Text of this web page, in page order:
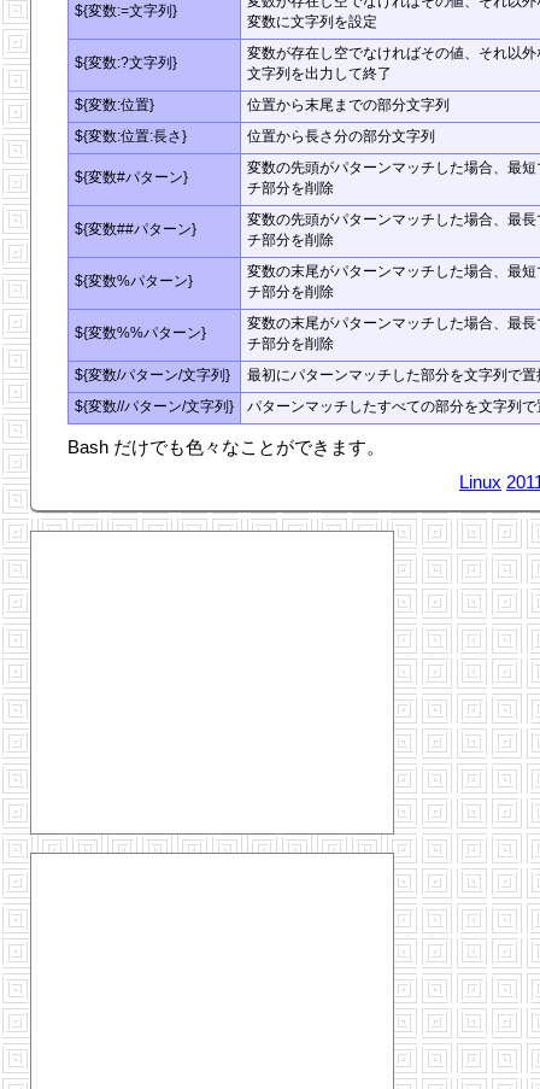
${変数:=文字列}
変数に文字列を設定
${変数:?文字列}
変数が存在し空でなければその値、それ以外
文字列を出力して終了
${変数:位置}
位置から末尾までの部分文字列
${変数:位置:長さ}
位置から長さ分の部分文字列
${変数#パターン}
変数の先頭がパターンマッチした場合、最短
チ部分を削除
${変数##パターン}
変数の先頭がパターンマッチした場合、最長
チ部分を削除
${変数%パターン}
変数の末尾がパターンマッチした場合、最短
チ部分を削除
${変数%%パターン}
変数の末尾がパターンマッチした場合、最長
チ部分を削除
${変数/パターン/文字列}
最初にパターンマッチした部分を文字列で置
${変数//パターン/文字列}
パターンマッチしたすべての部分を文字列で
Bash だけでも色々なことができます。
Linux